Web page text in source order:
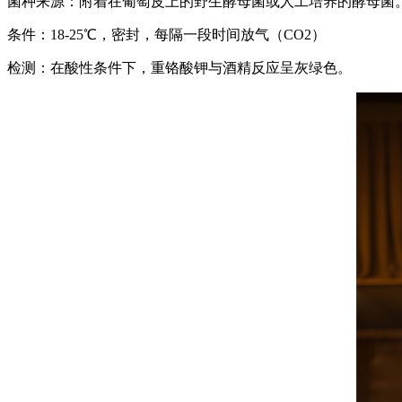
条件：18-25℃，密封，每隔一段时间放气（CO2）
检测：在酸性条件下，重铬酸钾与酒精反应呈灰绿色。